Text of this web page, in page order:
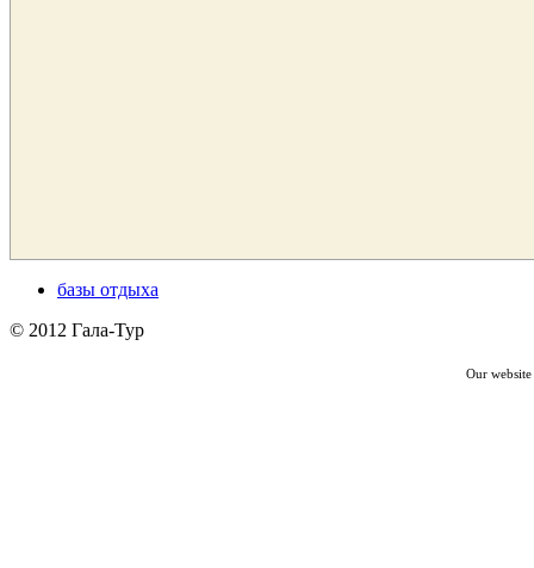
базы отдыха
© 2012 Гала-Тур
Our